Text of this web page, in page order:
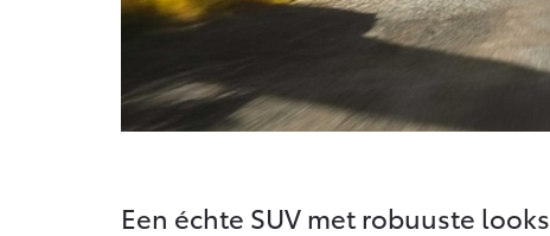
Een échte SUV met robuuste looks